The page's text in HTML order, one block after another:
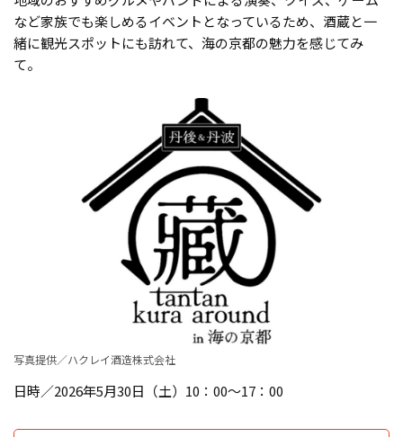
など家族でも楽しめるイベントとなっているため、酒蔵と一
緒に観光スポットにも訪れて、海の京都の魅力を感じてみ
て。
写真提供／ハクレイ酒造株式会社
日時／2026年5月30日（土）10：00〜17：00